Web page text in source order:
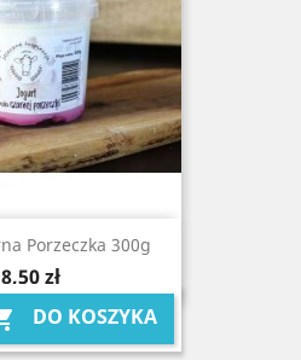
Porzeczka 300g
Cena
8,50 zł
DO KOSZYKA